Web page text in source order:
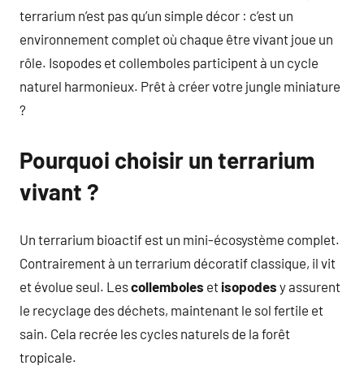
terrarium n’est pas qu’un simple décor : c’est un
environnement complet où chaque être vivant joue un
rôle. Isopodes et collemboles participent à un cycle
naturel harmonieux. Prêt à créer votre jungle miniature
?
Pourquoi choisir un terrarium
vivant ?
Un terrarium bioactif est un mini-écosystème complet.
Contrairement à un terrarium décoratif classique, il vit
et évolue seul. Lescollemboles et isopodes y assurent
le recyclage des déchets, maintenant le sol fertile et
sain. Cela recrée les cycles naturels de la forêt
tropicale.